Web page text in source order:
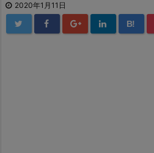
2020年1月11日
B!